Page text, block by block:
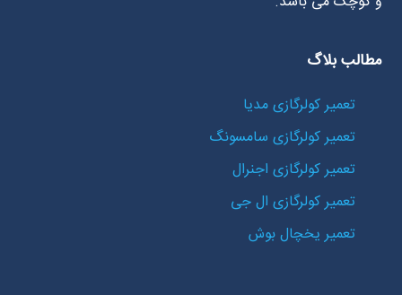
مطالب بلاگ
تعمیر کولرگازی مدیا
تعمیر کولرگازی سامسونگ
تعمیر کولرگازی اجنرال
تعمیر کولرگازی ال جی
تعمیر یخچال بوش